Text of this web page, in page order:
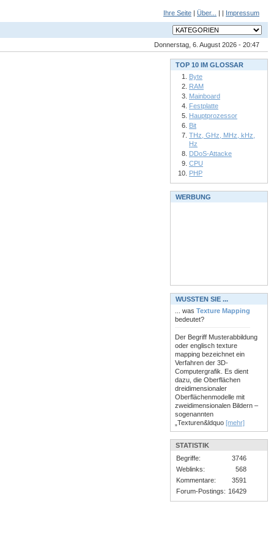
Ihre Seite | Über... | | Impressum
Donnerstag, 6. August 2026 - 20:47
TOP 10 IM GLOSSAR
Byte
RAM
Mainboard
Festplatte
Hauptprozessor
Bit
THz, GHz, MHz, kHz,
Hz
DDoS-Attacke
CPU
PHP
WERBUNG
WUSSTEN SIE ...
... was Texture Mapping
bedeutet?
Der Begriff Musterabbildung
oder englisch texture
mapping bezeichnet ein
Verfahren der 3D-
Computergrafik. Es dient
dazu, die Oberflächen
dreidimensionaler
Oberflächenmodelle mit
zweidimensionalen Bildern –
sogenannten
„Texturen&ldquo [mehr]
STATISTIK
Begriffe:
3746
Weblinks:
568
Kommentare:
3591
Forum-Postings: 16429